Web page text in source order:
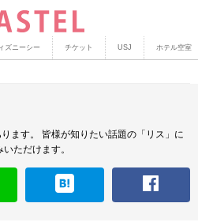
ズニーシー チケット USJ ホテル空室
ます。
皆様が知りたい話題の「リス」に
ただけます。